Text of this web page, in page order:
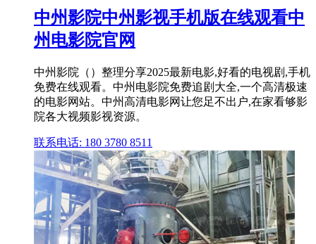
中州影院中州影视手机版在线观看中
州电影院官网
中州影院（）整理分享2025最新电影,好看的电视剧,手机
免费在线观看。中州电影院免费追剧大全,一个高清极速
的电影网站。中州高清电影网让您足不出户,在家看够影
院各大视频影视资源。
联系电话: 180 3780 8511